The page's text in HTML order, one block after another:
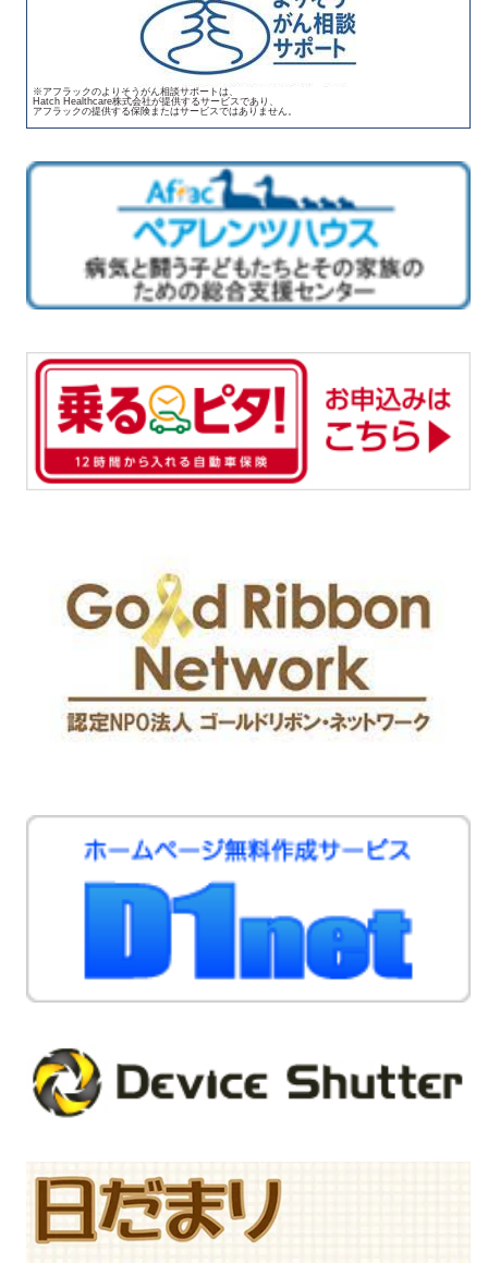
※アフラックのよりそうがん相談サポートは、
Hatch Healthcare株式会社が提供するサービスであり、
アフラックの提供する保険またはサービスではありません。